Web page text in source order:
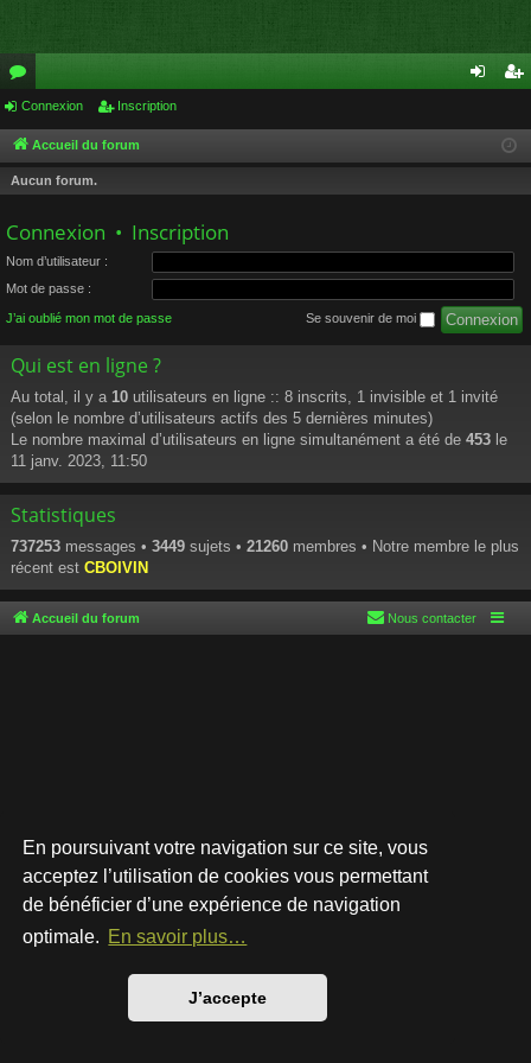
En poursuivant votre navigation sur ce site, vous
acceptez l’utilisation de cookies vous permettant
de bénéficier d’une expérience de navigation
optimale. En savoir plus…
J’accepte
or
u
m
cri
Connexion Inscription
Accueil du forum
Aucun forum.
Connexion • Inscription
Nom d’utilisateur :
Mot de passe :
J’ai oublié mon mot de passe Se souvenir de moi
Qui est en ligne ?
Au total, il y a 10 utilisateurs en ligne :: 8 inscrits, 1 invisible et 1 invité
(selon le nombre d’utilisateurs actifs des 5 dernières minutes)
Le nombre maximal d’utilisateurs en ligne simultanément a été de 453 le
11 janv. 2023, 11:50
Statistiques
737253 messages • 3449 sujets • 21260 membres • Notre membre le plus
récent est CBOIVIN
Accueil du forum Nous contacter
Développé parphpBB® Forum Software © phpBB Limited
Style par
Traduction française officielle